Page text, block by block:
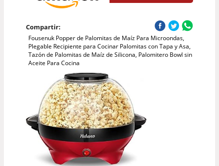
Compartir:
Fousenuk Popper de Palomitas de Maíz Para Microondas,
Plegable Recipiente para Cocinar Palomitas con Tapa y Asa,
Tazón de Palomitas de Maíz de Silicona, Palomitero Bowl sin
Aceite Para Cocina